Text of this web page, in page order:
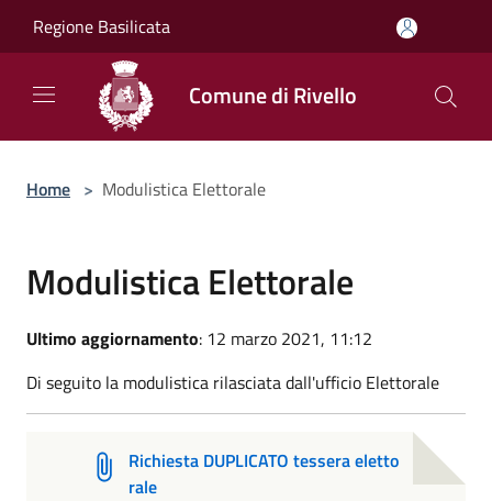
Regione Basilicata
Comune di Rivello
Home > Modulistica Elettorale
Modulistica Elettorale
Ultimo aggiornamento: 12 marzo 2021, 11:12
Di seguito la modulistica rilasciata dall'ufficio Elettorale
Richiesta DUPLICATO tessera eletto
rale